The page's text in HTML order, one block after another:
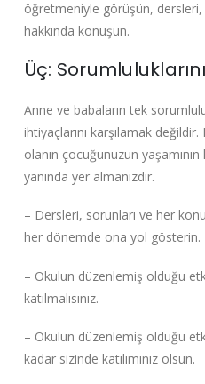
öğretmeniyle görüşün, dersleri,
hakkında konuşun.
Üç:
Anne ve babaların tek
ihtiyaçlarını karşılamak
olanın çocuğunuzun
yanında yer almanızdır.
– Dersleri, sorunları ve her
her dönemde ona yol gösterin.
– Okulun düzenlemiş olduğu
katılmalısınız.
– Okulun düzenlemiş olduğu
kadar sizinde katılımınız olsun.